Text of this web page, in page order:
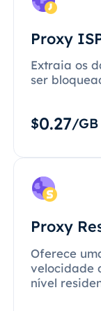
Proxy
Extraia os
ser
$0.27/GB
Proxy
Oferece
velocidade
nível